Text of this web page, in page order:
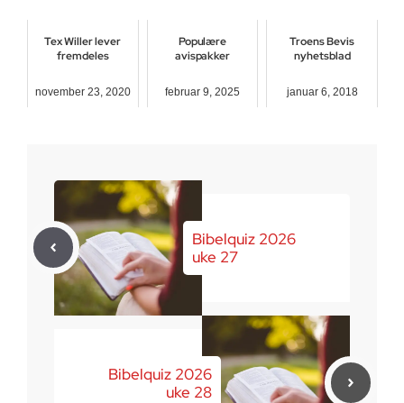
Tex Willer lever
fremdeles
november 23, 2020
Populære
avispakker
februar 9, 2025
Troens Bevis
nyhetsblad
januar 6, 2018
Bibelquiz 2026
uke 27
Bibelquiz 2026
uke 28